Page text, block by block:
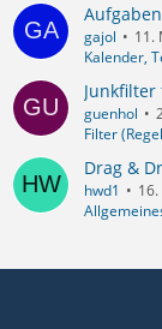
gajol
11.
Kalender,
guenhol
Filter
Drag &
hwd1